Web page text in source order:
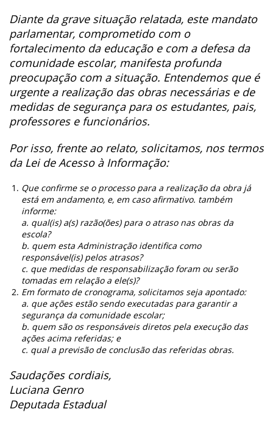
Diante da grave situação relatada, este mandato
parlamentar, comprometido com o
fortalecimento da educação e com a defesa da
comunidade escolar, manifesta profunda
preocupação com a situação. Entendemos que é
urgente a realização das obras necessárias e de
medidas de segurança para os estudantes, pais,
professores e funcionários.
Por isso, frente ao relato, solicitamos, nos termos
da Lei de Acesso à Informação:
Que confirme se o processo para a realização da obra já
está em andamento, e, em caso afirmativo. também
informe:
a. qual(is) a(s) razão(ões) para o atraso nas obras da
escola?
b. quem esta Administração identifica como
responsável(is) pelos atrasos?
c. que medidas de responsabilização foram ou serão
tomadas em relação a ele(s)?
Em formato de cronograma, solicitamos seja apontado:
a. que ações estão sendo executadas para garantir a
segurança da comunidade escolar;
b. quem são os responsáveis diretos pela execução das
ações acima referidas; e
c. qual a previsão de conclusão das referidas obras.
Saudações cordiais,
Luciana Genro
Deputada Estadual